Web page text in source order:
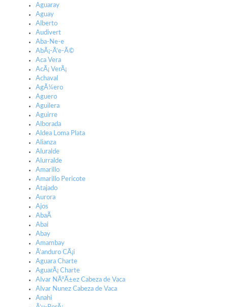
Aguaray
Aguay
Alberto
Audivert
Aba-Ne-e
AbÃ¡-Ã‘e-Ã©
Aca Vera
AcÃ¡ VerÃ¡
Achaval
AgÃ¼ero
Aguero
Aguilera
Aguirre
Alborada
Aldea Loma Plata
Alianza
Aluralde
Alurralde
Amarillo
Amarillo Pericote
Atajado
Aurora
Ajos
AbaÃ­
Abai
Abay
Amambay
Ã‘anduro CÃ¡i
Aguara Charte
AguarÃ¡ Charte
Alvar NÃºÃ±ez Cabeza de Vaca
Alvar Nunez Cabeza de Vaca
Anahi